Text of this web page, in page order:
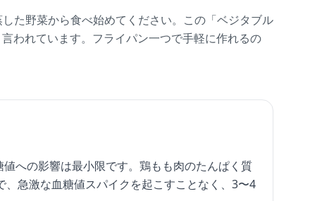
た野菜から食べ始めてください。この「ベジタブル
われています。フライパン一つで手軽に作れるの
への影響は最小限です。鶏もも肉のたんぱく質
急激な血糖値スパイクを起こすことなく、3〜4